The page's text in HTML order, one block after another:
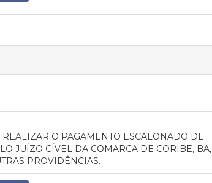
O PAGAMENTO ESCALONADO DE
JUÍZO CÍVEL DA COMARCA DE CORIBE, BA,
PROVIDÊNCIAS.